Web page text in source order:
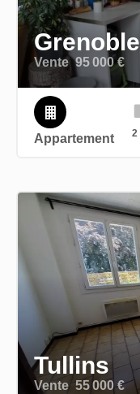
Grenoble
Vente 95 000 €
Appartement 2
Tullins
Vente 55 000 €